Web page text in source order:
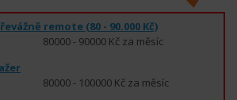
remote (80 - 90.000 Kč)
80000 - 90000 Kč za měsíc
80000 - 100000 Kč za měsíc